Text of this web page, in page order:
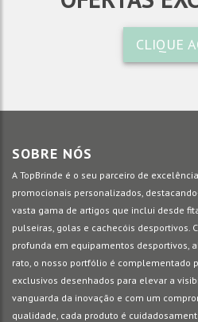
CLIQUE
SOBRE NÓS
A TopBrinde é o seu parceiro de
promocionais personalizados,
vasta gama de artigos que inclui desde
pulseiras, golas e cachecóis desportivos.
profunda em equipamentos desportivos,
rato, o nosso portfólio é complementado
exclusivos desenhados para elevar a
vanguarda da inovação e com um
qualidade, cada produto é